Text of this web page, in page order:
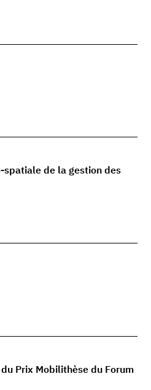
spatiale de la gestion des
Prix Mobilithèse du Forum